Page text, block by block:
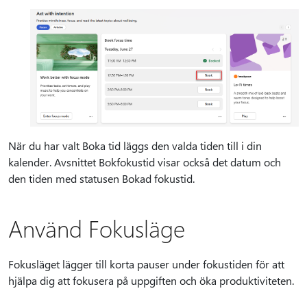
När du har valt Boka tid läggs den valda tiden till i din
kalender. Avsnittet Bokfokustid visar också det datum och
den tiden med statusen Bokad fokustid.
Använd Fokusläge
Fokusläget lägger till korta pauser under fokustiden för att
hjälpa dig att fokusera på uppgiften och öka produktiviteten.